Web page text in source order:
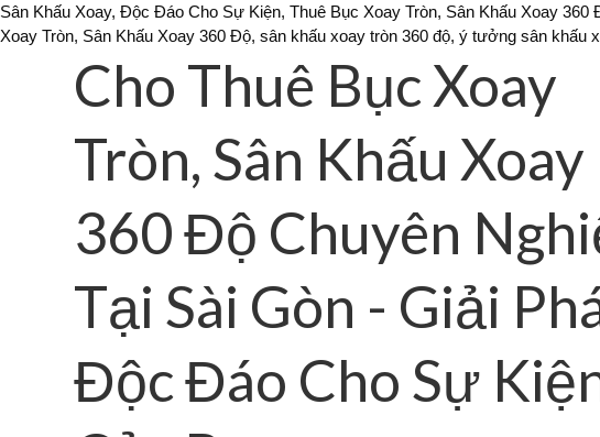
Sân Khấu Xoay, Độc Đáo Cho Sự Kiện, Thuê Bục Xoay Tròn, Sân Khấu Xoay
Xoay Tròn, Sân Khấu Xoay 360 Độ, sân khấu xoay tròn 360 độ, ý tưởng sân khấu
Cho Thuê Bục Xoay
Tròn, Sân Khấu Xoay
360 Độ Chuyên
Tại Sài Gòn - Giải
Độc Đáo Cho Sự